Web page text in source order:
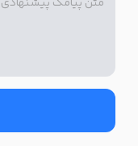
کد: TAKHFIF